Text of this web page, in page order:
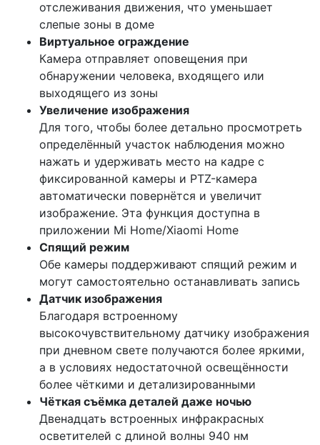
отслеживания движения, что уменьшает
слепые зоны в доме
Виртуальное ограждение
Камера отправляет оповещения при
обнаружении человека, входящего или
выходящего из зоны
Увеличение изображения
Для того, чтобы более детально просмотреть
определённый участок наблюдения можно
нажать и удерживать место на кадре с
фиксированной камеры и PTZ-камера
автоматически повернётся и увеличит
изображение. Эта функция доступна в
приложении Mi Home/Xiaomi Home
Спящий режим
Обе камеры поддерживают спящий режим и
могут самостоятельно останавливать запись
Датчик изображения
Благодаря встроенному
высокочувствительному датчику изображения
при дневном свете получаются более яркими,
а в условиях недостаточной освещённости
более чёткими и детализированными
Чёткая съёмка деталей даже ночью
Двенадцать встроенных инфракрасных
осветителей с длиной волны 940 нм